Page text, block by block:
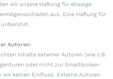
wir unsere Haftung für etwaige
aus. Eine Haftung für
unberührt.
Autoren:
Inhalte externer Autoren (wie z.B.
oder nicht zur Smartbroker-
wir keinen Einfluss. Externe Autoren